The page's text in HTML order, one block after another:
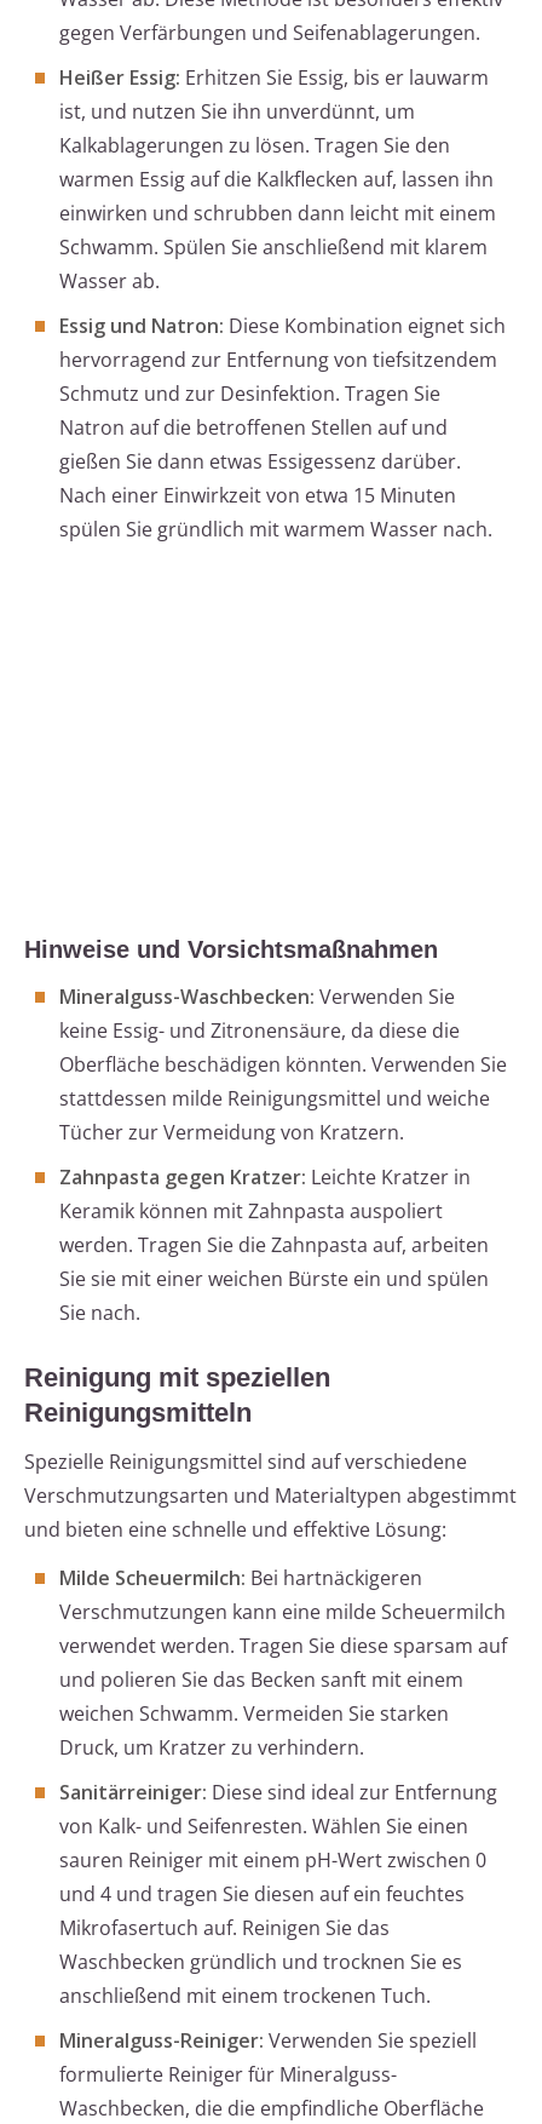
gegen Verfärbungen und Seifenablagerungen.
Heißer Essig: Erhitzen Sie Essig, bis er lauwarm
ist, und nutzen Sie ihn unverdünnt, um
Kalkablagerungen zu lösen. Tragen Sie den
warmen Essig auf die Kalkflecken auf, lassen ihn
einwirken und schrubben dann leicht mit einem
Schwamm. Spülen Sie anschließend mit klarem
Wasser ab.
Essig und Natron: Diese Kombination eignet sich
hervorragend zur Entfernung von tiefsitzendem
Schmutz und zur Desinfektion. Tragen Sie
Natron auf die betroffenen Stellen auf und
gießen Sie dann etwas Essigessenz darüber.
Nach einer Einwirkzeit von etwa 15 Minuten
spülen Sie gründlich mit warmem Wasser nach.
Hinweise und Vorsichtsmaßnahmen
Mineralguss-Waschbecken: Verwenden Sie
keine Essig- und Zitronensäure, da diese die
Oberfläche beschädigen könnten. Verwenden Sie
stattdessen milde Reinigungsmittel und weiche
Tücher zur Vermeidung von Kratzern.
Zahnpasta gegen Kratzer: Leichte Kratzer in
Keramik können mit Zahnpasta auspoliert
werden. Tragen Sie die Zahnpasta auf, arbeiten
Sie sie mit einer weichen Bürste ein und spülen
Sie nach.
Reinigung mit speziellen
Reinigungsmitteln
Spezielle Reinigungsmittel sind auf verschiedene
Verschmutzungsarten und Materialtypen abgestimmt
und bieten eine schnelle und effektive Lösung:
Milde Scheuermilch: Bei hartnäckigeren
Verschmutzungen kann eine milde Scheuermilch
verwendet werden. Tragen Sie diese sparsam auf
und polieren Sie das Becken sanft mit einem
weichen Schwamm. Vermeiden Sie starken
Druck, um Kratzer zu verhindern.
Sanitärreiniger: Diese sind ideal zur Entfernung
von Kalk- und Seifenresten. Wählen Sie einen
sauren Reiniger mit einem pH-Wert zwischen 0
und 4 und tragen Sie diesen auf ein feuchtes
Mikrofasertuch auf. Reinigen Sie das
Waschbecken gründlich und trocknen Sie es
anschließend mit einem trockenen Tuch.
Mineralguss-Reiniger: Verwenden Sie speziell
formulierte Reiniger für Mineralguss-
Waschbecken, die die empfindliche Oberfläche